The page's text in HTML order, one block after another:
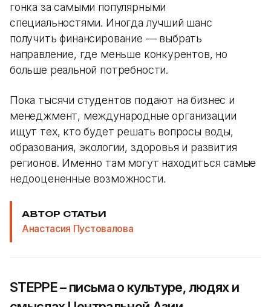
гонка за самыми популярными
специальностями. Иногда лучший шанс
получить финансирование — выбрать
направление, где меньше конкурентов, но
больше реальной потребности.
Пока тысячи студентов подают на бизнес и
менеджмент, международные организации
ищут тех, кто будет решать вопросы воды,
образования, экологии, здоровья и развития
регионов. Именно там могут находиться самые
недооцененные возможности.
АВТОР СТАТЬИ
Анастасия Пустовалова
STEPPE – письма о культуре, людях и